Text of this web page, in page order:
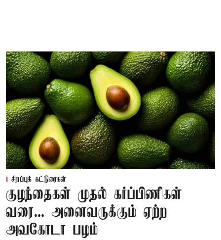
சிறப்புக் கட்டுரைகள்
குழந்தைகள் முதல் கர்ப்பிணிகள்
வரை... அனைவருக்கும் ஏற்ற
அவகோடா பழம்